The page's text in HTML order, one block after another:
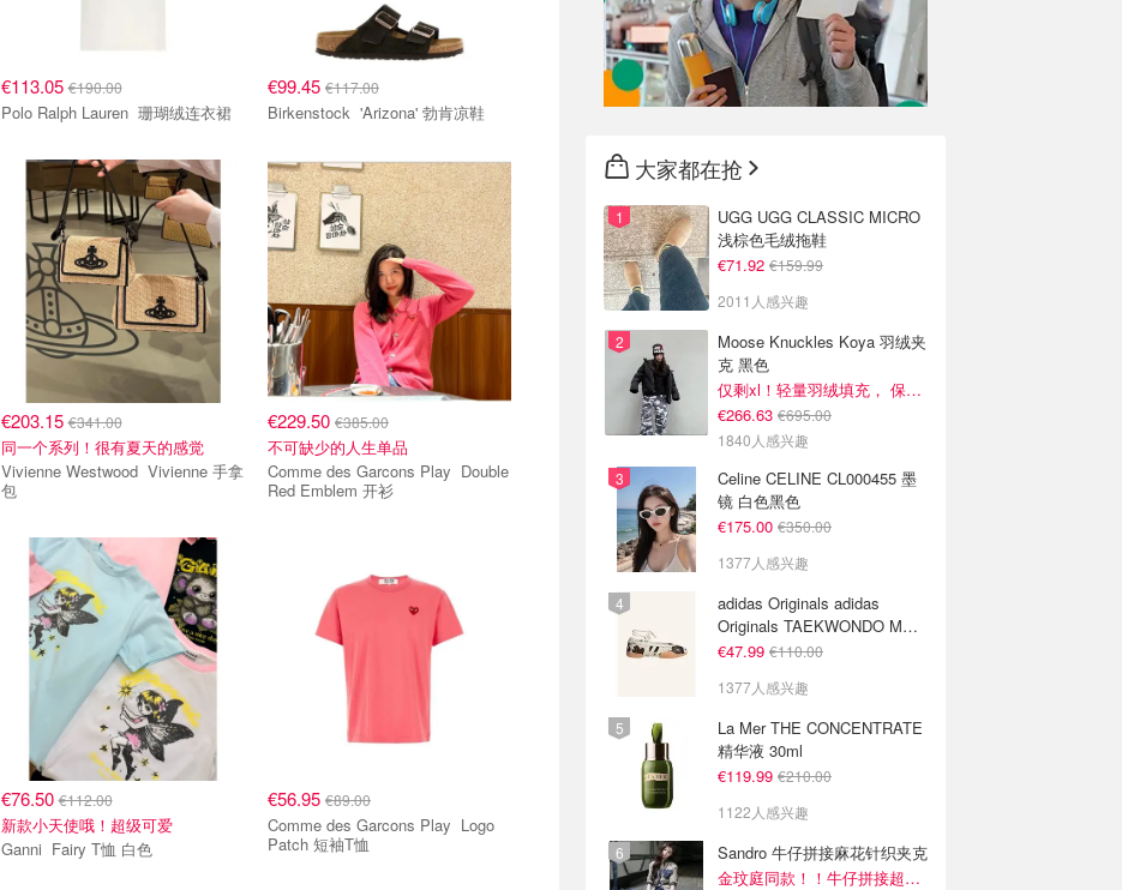
€113.05€190.00
Polo Ralph Lauren 珊瑚绒连衣裙
€99.45 €117.00
Birkenstock 'Arizona' 勃肯凉鞋
€203.15€341.00
同一个系列！很有夏天的感觉
Vivienne Westwood Vivienne 手拿
包
€229.50 €385.00
不可缺少的人生单品
Comme des Garcons Play Double
Red Emblem 开衫
€76.50€112.00
新款小天使哦！超级可爱
Ganni Fairy T恤 白色
€56.95 €89.00
Comme des Garcons Play Logo
Patch 短袖T恤
大家都在抢
UGG UGG CLASSIC MICRO
浅棕色毛绒拖鞋
€71.92 €159.99
2011人感兴趣
Moose Knuckles Koya 羽绒夹
克 黑色
仅剩xl！轻量羽绒填充， 保暖不厚重
€266.63 €695.00
1840人感兴趣
Celine CELINE CL000455 墨
镜 白色黑色
€175.00 €350.00
1377人感兴趣
adidas Originals adidas
Originals TAEKWONDO MEI
芭蕾鞋 棕色米色
€47.99 €110.00
1377人感兴趣
La Mer THE CONCENTRATE
精华液 30ml
€119.99 €210.00
1122人感兴趣
Sandro 牛仔拼接麻花针织夹克
金玟庭同款！！牛仔拼接超有层次感